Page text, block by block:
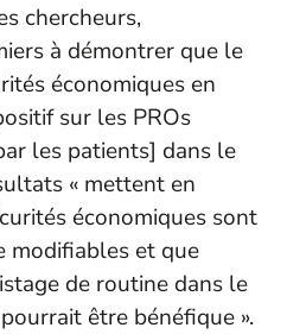
chercheurs,
à démontrer que le
économiques en
sur les PROs
les patients] dans le
« mettent en
économiques sont
modifiables et que
de routine dans le
être bénéfique ».